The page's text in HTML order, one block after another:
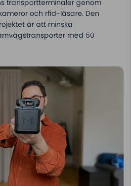
transportterminaler genom
och rfid-läsare. Den
är att minska
med 50